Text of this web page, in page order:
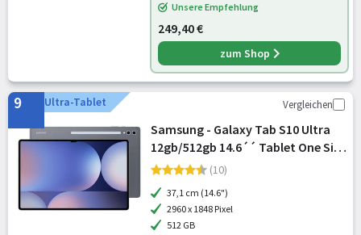
Unsere Empfehlung
249,40 €
zum Shop
9 Ultra-Tablet Vergleichen
Samsung - Galaxy Tab S10 Ultra
12gb/512gb 14.6´´ Tablet One Size
[Version Rumänische]
(10)
37,1 cm (14.6")
2960 x 1848 Pixel
512 GB